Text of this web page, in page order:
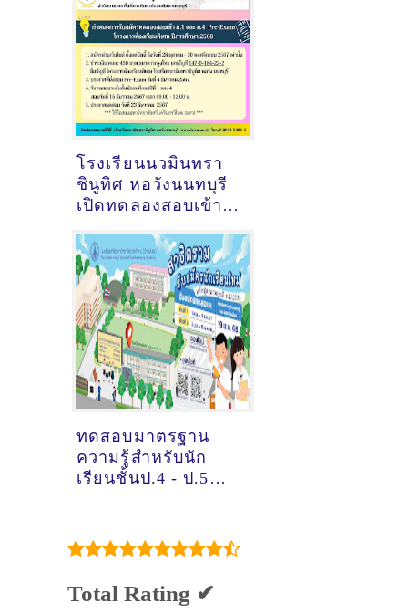
โรงเรียนนวมินทรา
ชินูทิศ หอวังนนทบุรี
เปิดทดลองสอบเข้า
Exam 2568
ทดสอบมาตรฐาน
ความรู้สำหรับนัก
เรียนชั้นป.4 - ป.5
เข้า ม.1 ปีการศึกษา
2568
Total Rating ✔